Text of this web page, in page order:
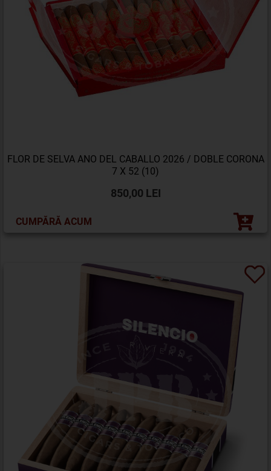
FLOR DE SELVA ANO DEL CABALLO 2026 / DOBLE CORONA
7 X 52 (10)
850,00 LEI
CUMPĂRĂ ACUM